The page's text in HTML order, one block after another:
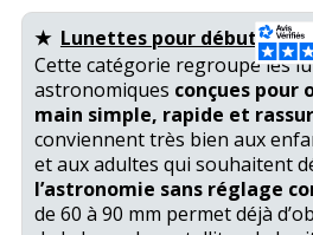
★ Lunettes pour débutant
Cette catégorie regroupe les
astronomiques conçues pour
main simple, rapide et
conviennent très bien aux
et aux adultes qui souhaitent
l’astronomie sans réglage
de 60 à 90 mm permet déjà